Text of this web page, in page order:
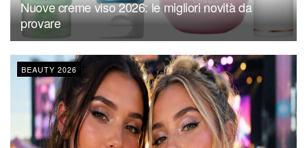
Nuove creme viso 2026: le migliori novità da
provare
BEAUTY 2026